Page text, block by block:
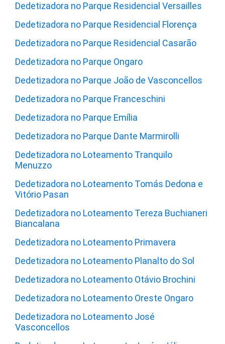
Dedetizadora no Parque Residencial Versailles
Dedetizadora no Parque Residencial Florença
Dedetizadora no Parque Residencial Casarão
Dedetizadora no Parque Ongaro
Dedetizadora no Parque João de Vasconcellos
Dedetizadora no Parque Franceschini
Dedetizadora no Parque Emília
Dedetizadora no Parque Dante Marmirolli
Dedetizadora no Loteamento Tranquilo
Menuzzo
Dedetizadora no Loteamento Tomás Dedona e
Vitório Pasan
Dedetizadora no Loteamento Tereza Buchianeri
Biancalana
Dedetizadora no Loteamento Primavera
Dedetizadora no Loteamento Planalto do Sol
Dedetizadora no Loteamento Otávio Brochini
Dedetizadora no Loteamento Oreste Ongaro
Dedetizadora no Loteamento José
Vasconcellos